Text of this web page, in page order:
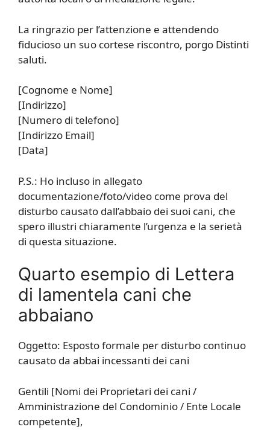
La ringrazio per l’attenzione e attendendo
fiducioso un suo cortese riscontro, porgo Distinti
saluti.
[Cognome e Nome]
[Indirizzo]
[Numero di telefono]
[Indirizzo Email]
[Data]
P.S.: Ho incluso in allegato
documentazione/foto/video come prova del
disturbo causato dall’abbaio dei suoi cani, che
spero illustri chiaramente l’urgenza e la serietà
di questa situazione.
Quarto esempio di Lettera
di lamentela cani che
abbaiano
Oggetto: Esposto formale per disturbo continuo
causato da abbai incessanti dei cani
Gentili [Nomi dei Proprietari dei cani /
Amministrazione del Condominio / Ente Locale
competente],